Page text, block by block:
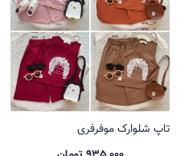
تاپ شلوارک موفرفری